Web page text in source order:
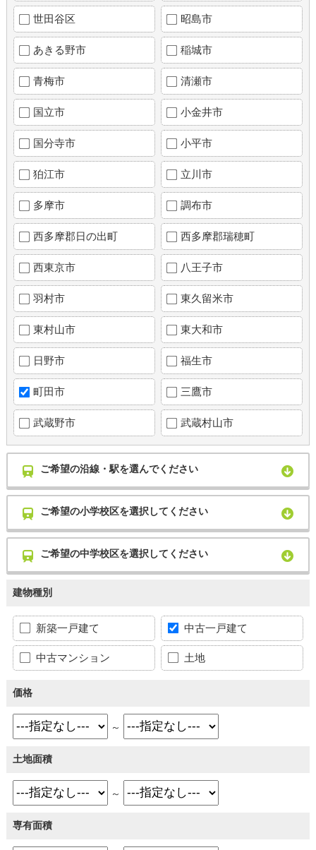
世田谷区 昭島市
あきる野市 稲城市
青梅市 清瀬市
国立市 小金井市
国分寺市 小平市
狛江市 立川市
多摩市 調布市
西多摩郡日の出町 西多摩郡瑞穂町
西東京市 八王子市
羽村市 東久留米市
東村山市 東大和市
日野市 福生市
町田市 三鷹市
武蔵野市 武蔵村山市
ご希望の沿線・駅を選んでください
ご希望の小学校区を選択してください
ご希望の中学校区を選択してください
建物種別
新築一戸建て 中古一戸建て
中古マンション 土地
価格
～
土地面積
～
専有面積